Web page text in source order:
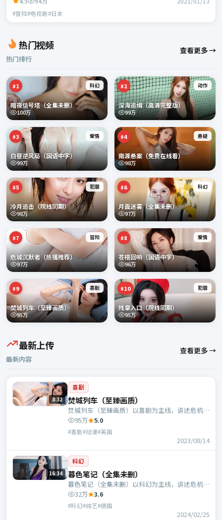
#冒险#电视剧#日本
热门视频
热门排行
查看更多 →
#1 科幻
暗夜信号塔（全集未删）
100万
#2 动作
深海追缉（高清完整版）
99万
#3 爱情
白昼逆风局（国语中字）
99万
#4 悬疑
南渡悬案（免费在线看）
98万
#5 犯罪
冷月追击（院线同期）
98万
#6 科幻
月面迷雾（全集未删）
97万
#7 冒险
危城沉默者（热播推荐）
97万
#8 爱情
苍梧回响（国语中字）
96万
#9 喜剧
焚城列车（至臻画质）
95万
#10 犯罪
残章入口（院线同期）
95万
最新上传
最新内容
查看更多 →
8:32
喜剧
焚城列车（至臻画质）
焚城列车（至臻画质）以喜剧为主线，讲述危机中
的抉择与人物成长；英国班底，毕赣执导，长泽雅
美、杨紫琼等主演。
95万 5.0
#喜剧#动漫#英国
2023/08/14
16:34
科幻
暮色笔记（全集未删）
暮色笔记（全集未删）以科幻为主线，讲述危机中
的抉择与人物成长；德国班底，郭帆执导，倪妮、
刘昊然等主演。
32万 3.6
#科幻#综艺#德国
2024/02/25